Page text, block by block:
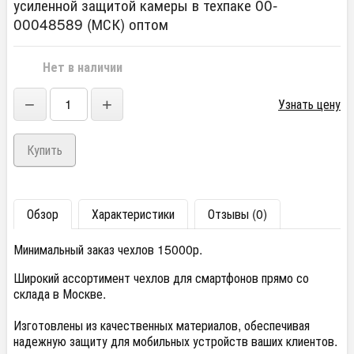
усиленной защитой камеры в техпаке 00-
00048589 (МСК) оптом
Нет в наличии
− + Узнать цену
Обзор Характеристики
Отзывы (0)
Минимальный заказ чехлов 15000р.
Широкий ассортимент чехлов для смартфонов прямо со
склада в Москве.
Изготовлены из качественных материалов, обеспечивая
надежную защиту для мобильных устройств ваших клиентов.